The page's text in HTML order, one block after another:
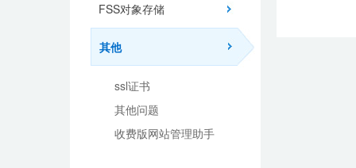
FSS对象存储
其他
ssl证书
其他问题
收费版网站管理助手